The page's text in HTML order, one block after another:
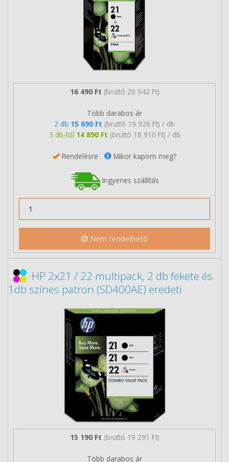
16 490 Ft (bruttó 20 942 Ft)
Több darabos ár
2 db 15 690 Ft (bruttó 19 926 Ft) / db
3 db-tól 14 890 Ft (bruttó 18 910 Ft) / db
Rendelésre Mikor kapom meg?
Ingyenes szállítás
Nem rendelhető
HP 2x21 / 22 multipack, 2 db fekete és
1db színes patron (SD400AE) eredeti
15 190 Ft (bruttó 19 291 Ft)
Több darabos ár